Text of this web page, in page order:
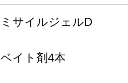
ミサイルジェルD
ベイト剤4本